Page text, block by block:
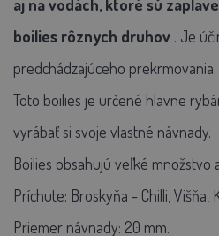
aj na vodách, ktoré sú
boilies rôznych druhov . Je
predchádzajúceho prekrmovania.
Toto boilies je určené hlavne
vyrábať si svoje vlastné návnady.
Boilies obsahujú veľké množstvo
Príchute: Broskyňa - Chilli, Višňa,
Priemer návnady: 20 mm.